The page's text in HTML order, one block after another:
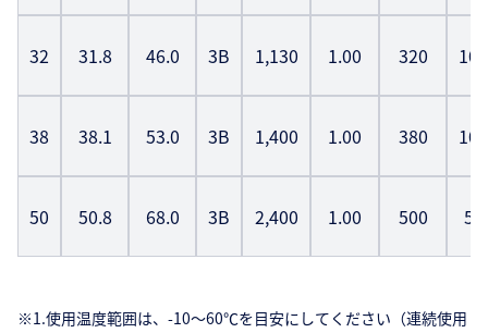
32 31.8 46.0 3B 1,130 1.00 320 100
38 38.1 53.0 3B 1,400 1.00 380 100
50 50.8 68.0 3B 2,400 1.00 500 50
※1.使用温度範囲は、-10〜60℃を目安にしてください（連続使用